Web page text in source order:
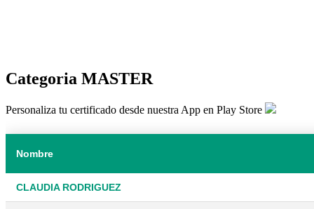
Categoria MASTER
Personaliza tu certificado desde nuestra App en Play Store
Nombre
CLAUDIA RODRIGUEZ